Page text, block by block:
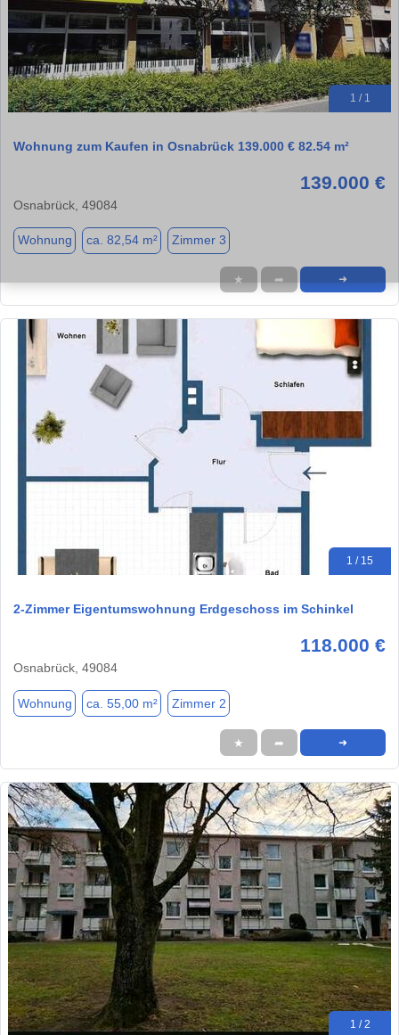
1 / 1
Wohnung zum Kaufen in Osnabrück 139.000 € 82.54 m²
139.000 €
Osnabrück, 49084
Wohnung ca. 82,54 m² Zimmer 3
★ ➦ ➜
1 / 15
2-Zimmer Eigentumswohnung Erdgeschoss im Schinkel
118.000 €
Osnabrück, 49084
Wohnung ca. 55,00 m² Zimmer 2
★ ➦ ➜
1 / 2